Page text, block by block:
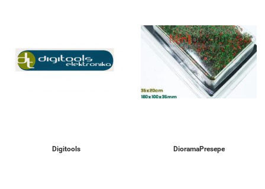
Digitools DioramaPresepe